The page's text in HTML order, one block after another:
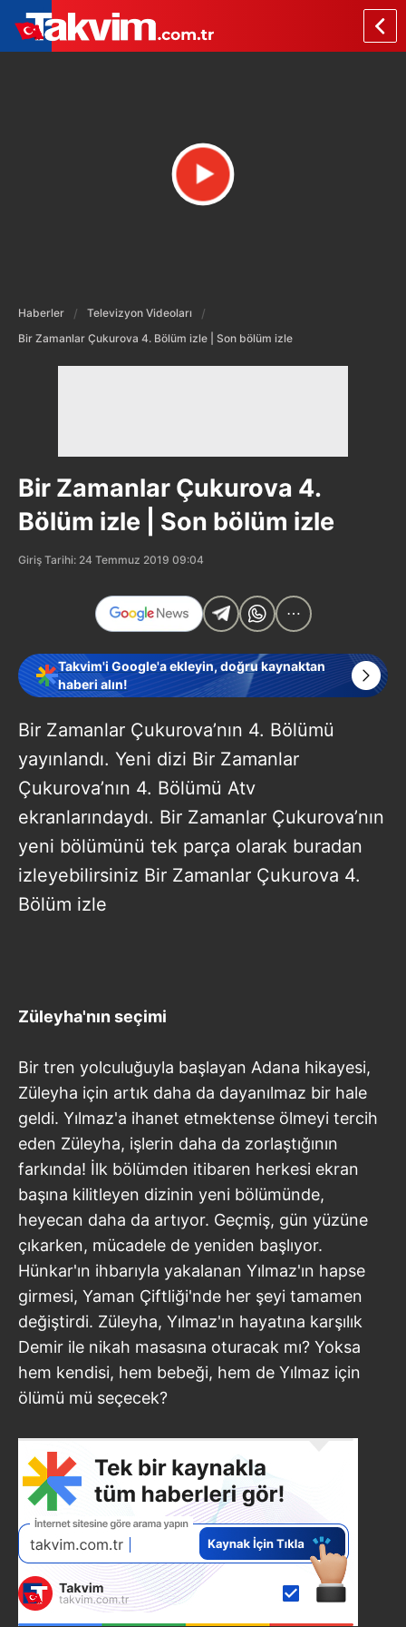
Haberler
Televizyon Videoları
Bir Zamanlar Çukurova 4. Bölüm izle | Son bölüm izle
Bir Zamanlar Çukurova 4.
Bölüm izle | Son bölüm izle
Giriş Tarihi: 24 Temmuz 2019 09:04
Takvim'i Google'a ekleyin, doğru kaynaktan
haberi alın!
Bir Zamanlar Çukurova’nın 4. Bölümü
yayınlandı. Yeni dizi Bir Zamanlar
Çukurova’nın 4. Bölümü Atv
ekranlarındaydı. Bir Zamanlar Çukurova’nın
yeni bölümünü tek parça olarak buradan
izleyebilirsiniz Bir Zamanlar Çukurova 4.
Bölüm izle
Züleyha'nın seçimi
Bir tren yolculuğuyla başlayan Adana hikayesi,
Züleyha için artık daha da dayanılmaz bir hale
geldi. Yılmaz'a ihanet etmektense ölmeyi tercih
eden Züleyha, işlerin daha da zorlaştığının
farkında! İlk bölümden itibaren herkesi ekran
başına kilitleyen dizinin yeni bölümünde,
heyecan daha da artıyor. Geçmiş, gün yüzüne
çıkarken, mücadele de yeniden başlıyor.
Hünkar'ın ihbarıyla yakalanan Yılmaz'ın hapse
girmesi, Yaman Çiftliği'nde her şeyi tamamen
değiştirdi. Züleyha, Yılmaz'ın hayatına karşılık
Demir ile nikah masasına oturacak mı? Yoksa
hem kendisi, hem bebeği, hem de Yılmaz için
ölümü mü seçecek?